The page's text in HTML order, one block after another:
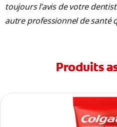
toujours l’avis de votre
autre professionnel de santé
Produits